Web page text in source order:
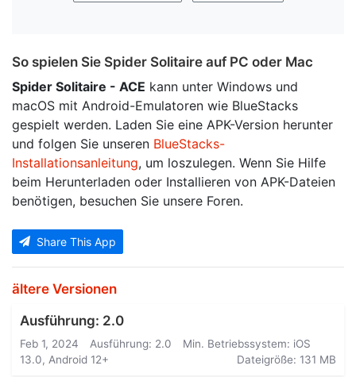
So spielen Sie Spider Solitaire auf PC oder Mac
Spider Solitaire - ACE kann unter Windows und
macOS mit Android-Emulatoren wie BlueStacks
gespielt werden. Laden Sie eine APK-Version herunter
und folgen Sie unseren BlueStacks-
Installationsanleitung, um loszulegen. Wenn Sie Hilfe
beim Herunterladen oder Installieren von APK-Dateien
benötigen, besuchen Sie unsere Foren.
Share This App
ältere Versionen
Ausführung: 2.0
Feb 1, 2024 Ausführung: 2.0
Min. Betriebssystem: iOS
13.0, Android 12+
Dateigröße: 131 MB